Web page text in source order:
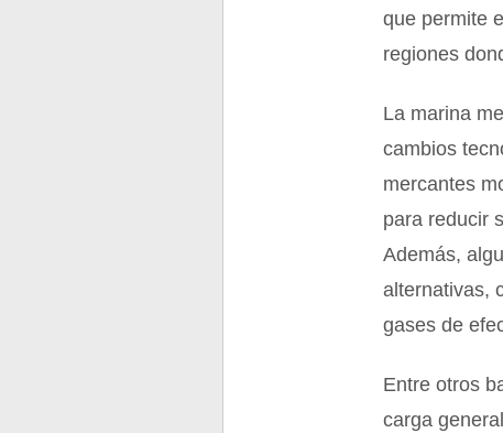
que permite
regiones
La marina
cambios
mercantes
para reducir
Además,
alternativas,
gases de
Entre otros
carga